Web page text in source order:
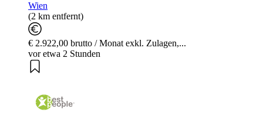
Wien
(2 km entfernt)
€ 2.922,00 brutto / Monat exkl. Zulagen,...
vor etwa 2 Stunden